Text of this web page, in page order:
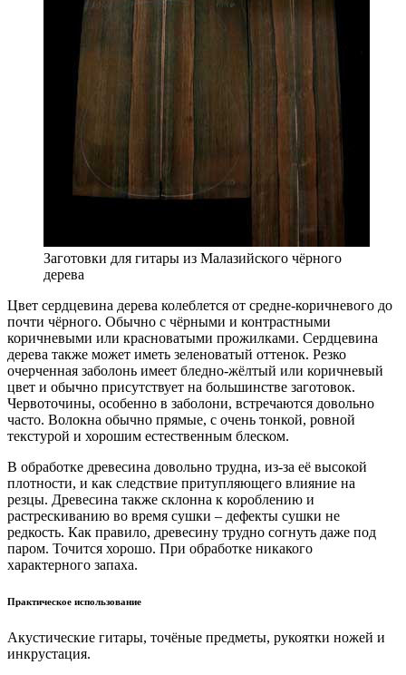
Заготовки для гитары из Малазийского чёрного
дерева
Цвет сердцевина дерева колеблется от средне-коричневого до
почти чёрного. Обычно с чёрными и контрастными
коричневыми или красноватыми прожилками. Сердцевина
дерева также может иметь зеленоватый оттенок. Резко
очерченная заболонь имеет бледно-жёлтый или коричневый
цвет и обычно присутствует на большинстве заготовок.
Червоточины, особенно в заболони, встречаются довольно
часто. Волокна обычно прямые, с очень тонкой, ровной
текстурой и хорошим естественным блеском.
В обработке древесина довольно трудна, из-за её высокой
плотности, и как следствие притупляющего влияние на
резцы. Древесина также склонна к короблению и
растрескиванию во время сушки – дефекты сушки не
редкость. Как правило, древесину трудно согнуть даже под
паром. Точится хорошо. При обработке никакого
характерного запаха.
Практическое использование
Акустические гитары, точёные предметы, рукоятки ножей и
инкрустация.